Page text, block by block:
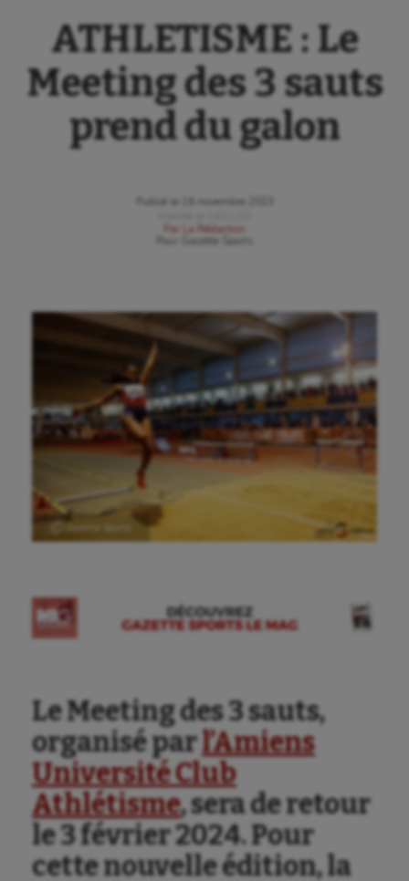
Aéronautique
Athlétisme
Auto
Aviron
Balle à la main
ATHLETISME : Le
Meeting des 3 sauts
prend du galon
Publié le
16 novembre 2023
Par
La Rédaction
Gazette Sports
Le Meeting des 3 sauts,
organisé par l’Amiens
Université Club
Athlétisme, sera de retour
le 3 février 2024. Pour
cette nouvelle édition, la